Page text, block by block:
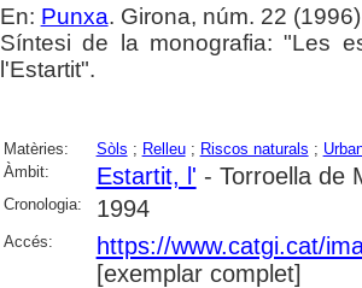
En: Punxa. Girona, núm. 22
Síntesi de la monografia: "Les
l'Estartit".
Matèries: Sòls ; Relleu; Riscos naturals ;
Àmbit:
Estartit, l' - Torroella de
Cronologia: 1994
Accés:
https://www.catgi.cat/
[exemplar complet]